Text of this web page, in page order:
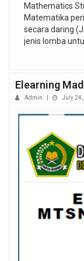
Mathematics
Matematika
secara daring
jenis lomba
Elearning
Admin July 24,